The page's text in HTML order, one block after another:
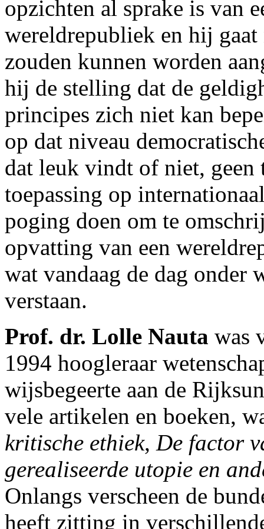
opzichten al sprake is van
wereldrepubliek en hij gaat
zouden kunnen worden
hij de stelling dat de
principes zich niet kan
op dat niveau
dat leuk vindt of niet, geen
toepassing op
poging doen om te
opvatting van een
wat vandaag de dag onder
verstaan.
Prof. dr. Lolle Nauta was
1994 hoogleraar
wijsbegeerte aan de
vele artikelen en boeken,
kritische ethiek, De factor
gerealiseerde utopie en
Onlangs verscheen de
heeft zitting in